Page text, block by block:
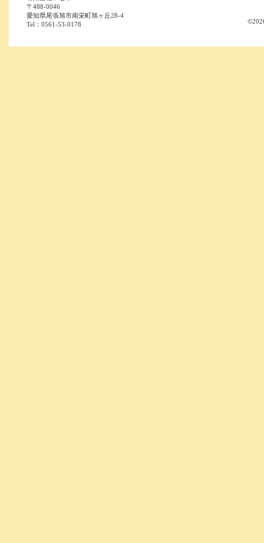
〒488-0046
愛知県尾張旭市南栄町旭ヶ丘28-4
Tel：0561-53-0178